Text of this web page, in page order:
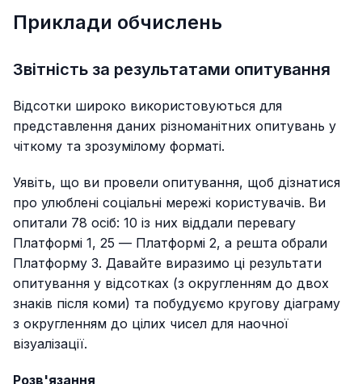
Приклади обчислень
Звітність за результатами опитування
Відсотки широко використовуються для
представлення даних різноманітних опитувань у
чіткому та зрозумілому форматі.
Уявіть, що ви провели опитування, щоб дізнатися
про улюблені соціальні мережі користувачів. Ви
опитали 78 осіб: 10 із них віддали перевагу
Платформі 1, 25 — Платформі 2, а решта обрали
Платформу 3. Давайте виразимо ці результати
опитування у відсотках (з округленням до двох
знаків після коми) та побудуємо кругову діаграму
з округленням до цілих чисел для наочної
візуалізації.
Розв'язання